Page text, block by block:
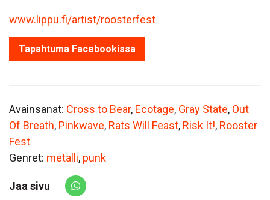
www.lippu.fi/artist/roosterfest
Tapahtuma Facebookissa
Avainsanat: Cross to Bear, Ecotage, Gray State, Out
Of Breath, Pinkwave, Rats Will Feast, Risk It!, Rooster
Fest
Genret: metalli, punk
Jaa sivu
Share via Whatsapp